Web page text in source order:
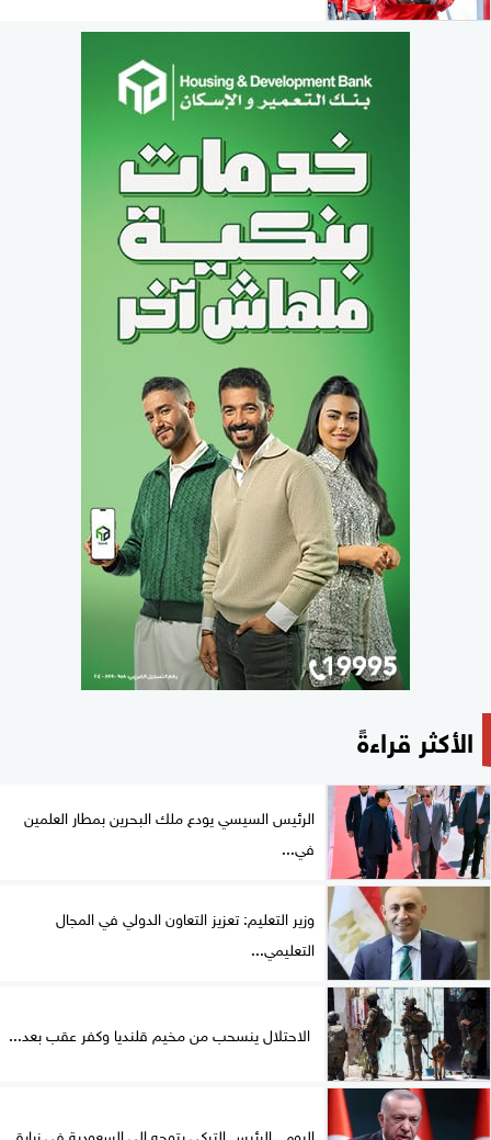
الأكثر قراءةً
الرئيس السيسي يودع ملك البحرين بمطار العلمين
في...
وزير التعليم: تعزيز التعاون الدولي في المجال
التعليمي...
الاحتلال ينسحب من مخيم قلنديا وكفر عقب بعد...
اليوم.. الرئيس التركي يتوجه إلى السعودية في زيارة...